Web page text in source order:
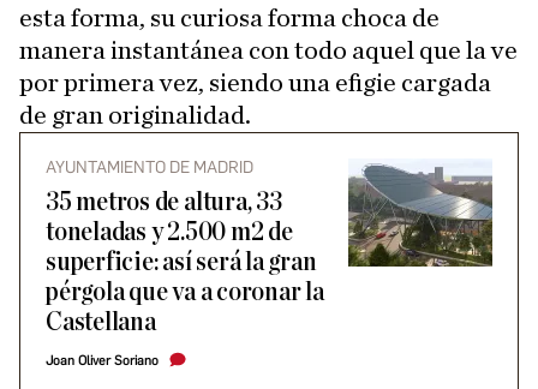
esta forma, su curiosa forma choca de
manera instantánea con todo aquel que la ve
por primera vez, siendo una efigie cargada
de gran originalidad.
AYUNTAMIENTO DE MADRID
35 metros de altura, 33
toneladas y 2.500 m2 de
superficie: así será la gran
pérgola que va a coronar la
Castellana
Joan Oliver Soriano